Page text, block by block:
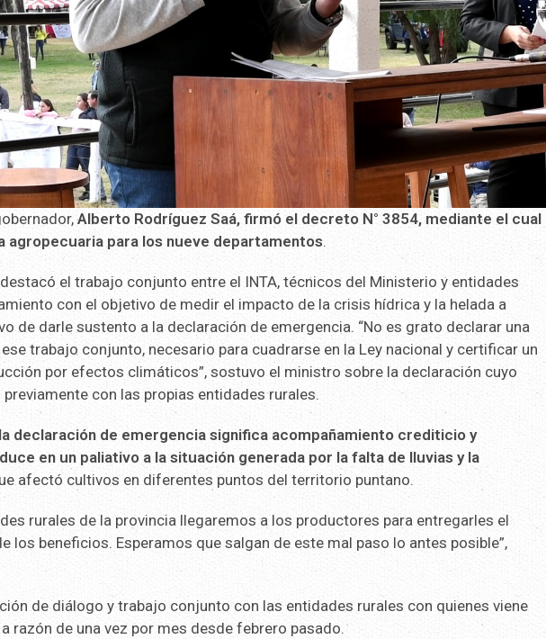
Alberto Rodríguez Saá, firmó el decreto N° 3854, mediante el cual
agropecuaria para los nueve departamentos.
el trabajo conjunto entre el INTA, técnicos del Ministerio y entidades
con el objetivo de medir el impacto de la crisis hídrica y la helada a
de darle sustento a la declaración de emergencia. “No es grato declarar una
trabajo conjunto, necesario para cuadrarse en la Ley nacional y certificar un
por efectos climáticos”, sostuvo el ministro sobre la declaración cuyo
con las propias entidades rurales.
declaración de emergencia significa acompañamiento crediticio y
en un paliativo a la situación generada por la falta de lluvias y la
afectó cultivos en diferentes puntos del territorio puntano.
rurales de la provincia llegaremos a los productores para entregarles el
los beneficios. Esperamos que salgan de este mal paso lo antes posible”,
de diálogo y trabajo conjunto con las entidades rurales con quienes viene
razón de una vez por mes desde febrero pasado.